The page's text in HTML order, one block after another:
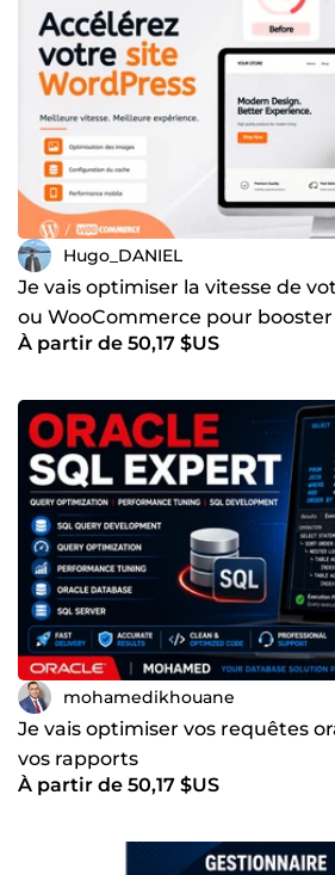
Hugo_DANIEL
Je vais optimiser la vitesse de
ou WooCommerce pour
À partir de 50,17 $US
mohamedikhouane
Je vais optimiser vos requêtes
vos rapports
À partir de 50,17 $US